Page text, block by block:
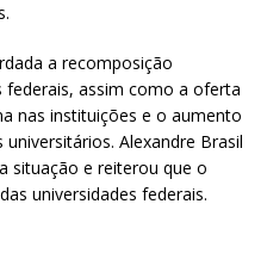
a recomposição
federais, assim como a oferta
nas instituições e o aumento
Alexandre Brasil
situação e reiterou que o
universidades federais.